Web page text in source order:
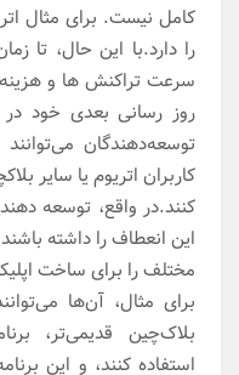
کامل نیست. برای مثال
را دارد.با این حال، تا
سرعت تراکنش ها و هزینه
توسعه‌دهندگان
کاربران اتریوم یا سایر
این انعطاف را داشته
مختلف را برای ساخت
برای مثال، آن‌ها
استفاده کنند، و این